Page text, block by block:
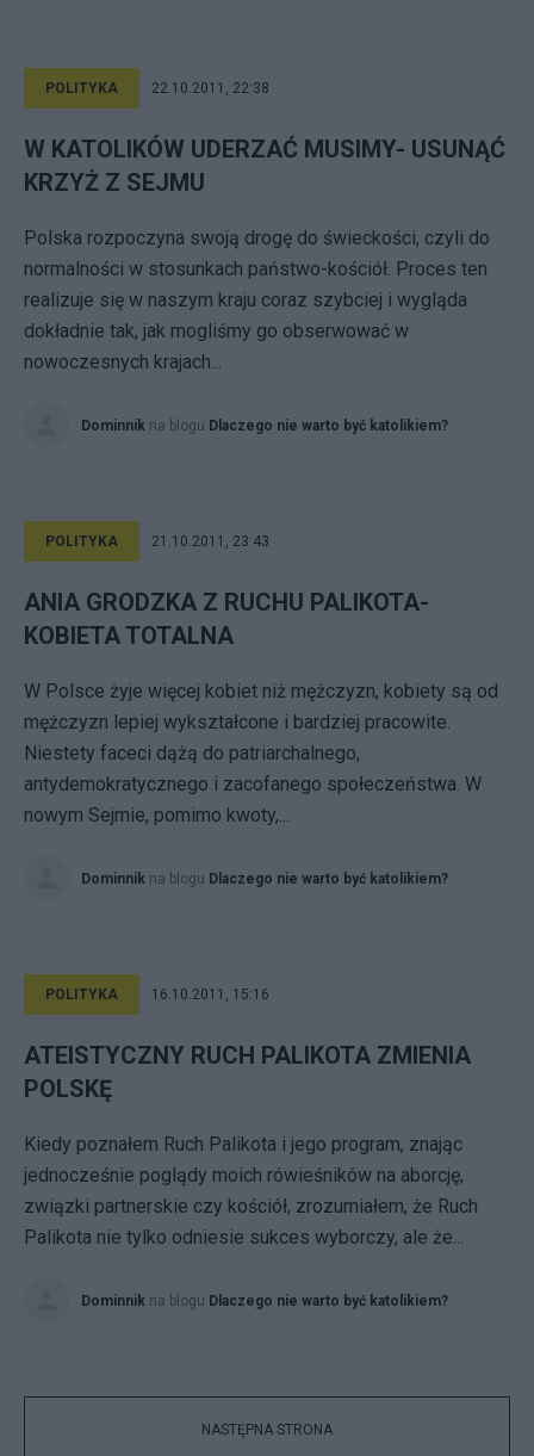
POLITYKA 22.10.2011, 22:38
W KATOLIKÓW UDERZAĆ MUSIMY- USUNĄĆ
KRZYŻ Z SEJMU
Polska rozpoczyna swoją drogę do świeckości, czyli do
normalności w stosunkach państwo-kościół. Proces ten
realizuje się w naszym kraju coraz szybciej i wygląda
dokładnie tak, jak mogliśmy go obserwować w
nowoczesnych krajach...
Dominnik na blogu Dlaczego nie warto być katolikiem?
POLITYKA 21.10.2011, 23:43
ANIA GRODZKA Z RUCHU PALIKOTA-
KOBIETA TOTALNA
W Polsce żyje więcej kobiet niż mężczyzn, kobiety są od
mężczyzn lepiej wykształcone i bardziej pracowite.
Niestety faceci dążą do patriarchalnego,
antydemokratycznego i zacofanego społeczeństwa. W
nowym Sejmie, pomimo kwoty,...
Dominnik na blogu Dlaczego nie warto być katolikiem?
POLITYKA 16.10.2011, 15:16
ATEISTYCZNY RUCH PALIKOTA ZMIENIA
POLSKĘ
Kiedy poznałem Ruch Palikota i jego program, znając
jednocześnie poglądy moich rówieśników na aborcję,
związki partnerskie czy kościół, zrozumiałem, że Ruch
Palikota nie tylko odniesie sukces wyborczy, ale że...
Dominnik na blogu Dlaczego nie warto być katolikiem?
NASTĘPNA STRONA